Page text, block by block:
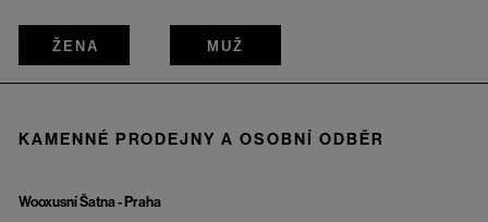
ŽENA MUŽ
KAMENNÉ PRODEJNY A OSOBNÍ ODBĚR
Wooxusní Šatna - Praha